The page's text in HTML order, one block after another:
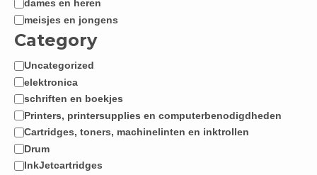
Meisje:
dames en heren
meisjes en jongens
Category
Categorie
Uncategorized
elektronica
schriften en boekjes
Printers, printersupplies en computerbenodigdheden
Cartridges, toners, machinelinten en inktrollen
Drum
InkJetcartridges